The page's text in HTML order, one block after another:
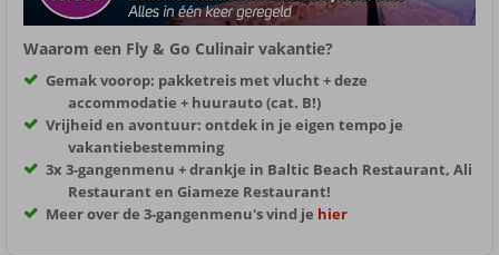
Waarom een Fly & Go Culinair vakantie?
Gemak voorop: pakketreis met vlucht + deze
accommodatie + huurauto (cat. B!)
Vrijheid en avontuur: ontdek in je eigen tempo je
vakantiebestemming
3x 3-gangenmenu + drankje in Baltic Beach Restaurant, Ali
Restaurant en Giameze Restaurant!
Meer over de 3-gangenmenu's vind je hier